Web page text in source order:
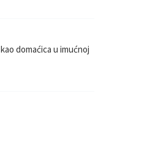
domaćica u imućnoj